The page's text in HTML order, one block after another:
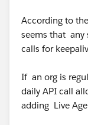
According to
seems that any
calls for
If an org is
daily API call
adding Live